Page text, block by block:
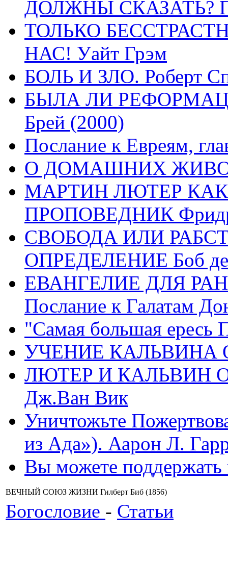
ДОЛЖНЫ СКАЗАТЬ?
ТОЛЬКО
НАС! Уайт Грэм
БОЛЬ И ЗЛО. Роберт
БЫЛА ЛИ
Брей (2000)
Послание к Евреям,
О ДОМАШНИХ
МАРТИН ЛЮТЕР
ПРОПОВЕДНИК
СВОБОДА ИЛИ
ОПРЕДЕЛЕНИЕ Боб де
ЕВАНГЕЛИЕ ДЛЯ
Послание к Галатам
"Самая большая ересь
УЧЕНИЕ КАЛЬВИНА
ЛЮТЕР И КАЛЬВИН
Дж.Ван Вик
Уничтожьте
из Ада»). Аарон Л.
Вы можете
ВЕЧНЫЙ СОЮЗ ЖИЗНИ Гилберт Биб (1856)
Богословие - Статьи